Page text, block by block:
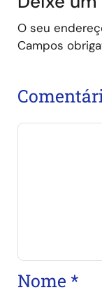
O seu
Campos
Nome *